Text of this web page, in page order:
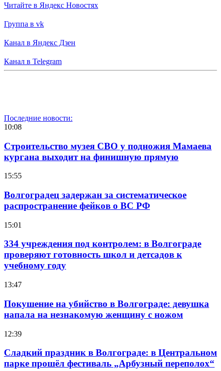
Читайте в Яндекс Новостях
Группа в vk
Канал в Яндекс Дзен
Канал в Telegram
Последние новости:
10:08
Строительство музея СВО у подножия Мамаева
кургана выходит на финишную прямую
15:55
Волгоградец задержан за систематическое
распространение фейков о ВС РФ
15:01
334 учреждения под контролем: в Волгограде
проверяют готовность школ и детсадов к
учебному году
13:47
Покушение на убийство в Волгограде: девушка
напала на незнакомую женщину с ножом
12:39
Сладкий праздник в Волгограде: в Центральном
парке прошёл фестиваль „Арбузный переполох“